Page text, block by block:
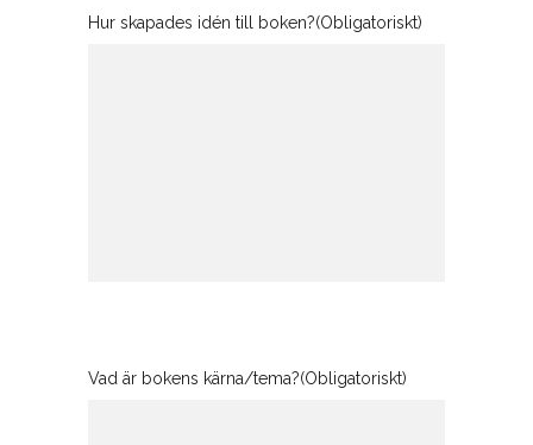
Hur skapades idén till boken?(Obligatoriskt)
Vad är bokens kärna/tema?(Obligatoriskt)